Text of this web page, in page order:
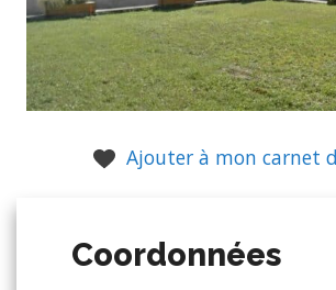
Ajouter à mon carnet
Coordonnées